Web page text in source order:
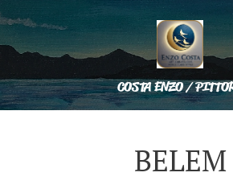
COSTA ENZO /
BELEM